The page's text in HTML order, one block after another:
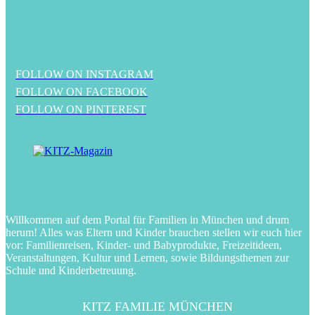
FOLLOW ON INSTAGRAM
FOLLOW ON FACEBOOK
FOLLOW ON PINTEREST
Willkommen auf dem Portal für Familien in München und drum
herum! Alles was Eltern und Kinder brauchen stellen wir euch hier
vor: Familienreisen, Kinder- und Babyprodukte, Freizeitideen,
Veranstaltungen, Kultur und Lernen, sowie Bildungsthemen zur
Schule und Kinderbetreuung.
KITZ FAMILIE MÜNCHEN